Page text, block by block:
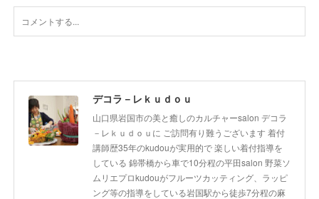
デコラ－レｋｕｄｏｕ
山口県岩国市の美と癒しのカルチャーsalon デコラ
－レｋｕｄｏｕに ご訪問有り難うございます 着付
講師歴35年のkudouが実用的で 楽しい着付指導を
している 錦帯橋から車で10分程の平田salon 野菜ソ
ムリエプロkudouがフルーツカッティング、ラッピ
ング等の指導をしている岩国駅から徒歩7分程の麻